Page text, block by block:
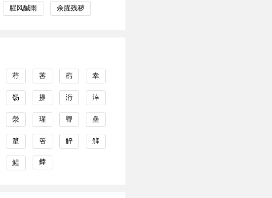
腥风醎雨 余腥残秽
荇 莕 葕 幸
饧 擤 洐 涬
滎 瑆 臖 皨
篂 箵 觪 觲
鯹 﨨